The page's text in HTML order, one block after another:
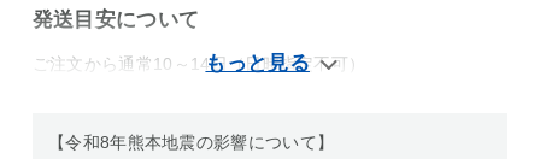
発送目安について
ご注文から通常10～14日（日時指定不可）
【令和8年熊本地震の影響について】